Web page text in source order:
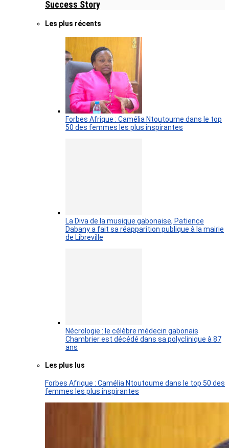
Success Story
Les plus récents
Forbes Afrique : Camélia Ntoutoume dans le top
50 des femmes les plus inspirantes
La Diva de la musique gabonaise, Patience
Dabany a fait sa réapparition publique à la mairie
de Libreville
Nécrologie : le célèbre médecin gabonais
Chambrier est décédé dans sa polyclinique à 87
ans
Les plus lus
Forbes Afrique : Camélia Ntoutoume dans le top 50 des
femmes les plus inspirantes